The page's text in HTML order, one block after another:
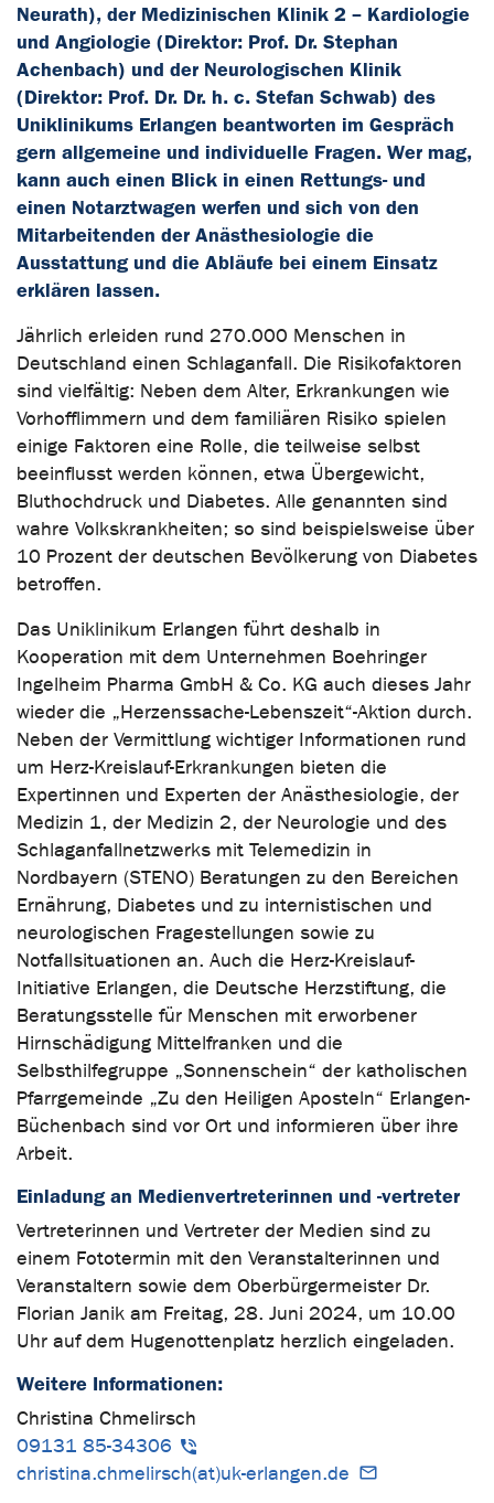
Neurath), der Medizinischen Klinik 2 – Kardiologie
und Angiologie (Direktor: Prof. Dr. Stephan
Achenbach) und der Neurologischen Klinik
(Direktor: Prof. Dr. Dr. h. c. Stefan Schwab) des
Uniklinikums Erlangen beantworten im Gespräch
gern allgemeine und individuelle Fragen. Wer mag,
kann auch einen Blick in einen Rettungs- und
einen Notarztwagen werfen und sich von den
Mitarbeitenden der Anästhesiologie die
Ausstattung und die Abläufe bei einem Einsatz
erklären lassen.
Jährlich erleiden rund 270.000 Menschen in
Deutschland einen Schlaganfall. Die Risikofaktoren
sind vielfältig: Neben dem Alter, Erkrankungen wie
Vorhofflimmern und dem familiären Risiko spielen
einige Faktoren eine Rolle, die teilweise selbst
beeinflusst werden können, etwa Übergewicht,
Bluthochdruck und Diabetes. Alle genannten sind
wahre Volkskrankheiten; so sind beispielsweise über
10 Prozent der deutschen Bevölkerung von Diabetes
betroffen.
Das Uniklinikum Erlangen führt deshalb in
Kooperation mit dem Unternehmen Boehringer
Ingelheim Pharma GmbH & Co. KG auch dieses Jahr
wieder die „Herzenssache-Lebenszeit“-Aktion durch.
Neben der Vermittlung wichtiger Informationen rund
um Herz-Kreislauf-Erkrankungen bieten die
Expertinnen und Experten der Anästhesiologie, der
Medizin 1, der Medizin 2, der Neurologie und des
Schlaganfallnetzwerks mit Telemedizin in
Nordbayern (STENO) Beratungen zu den Bereichen
Ernährung, Diabetes und zu internistischen und
neurologischen Fragestellungen sowie zu
Notfallsituationen an. Auch die Herz-Kreislauf-
Initiative Erlangen, die Deutsche Herzstiftung, die
Beratungsstelle für Menschen mit erworbener
Hirnschädigung Mittelfranken und die
Selbsthilfegruppe „Sonnenschein“ der katholischen
Pfarrgemeinde „Zu den Heiligen Aposteln“ Erlangen-
Büchenbach sind vor Ort und informieren über ihre
Arbeit.
Einladung an Medienvertreterinnen und -vertreter
Vertreterinnen und Vertreter der Medien sind zu
einem Fototermin mit den Veranstalterinnen und
Veranstaltern sowie dem Oberbürgermeister Dr.
Florian Janik am Freitag, 28. Juni 2024, um 10.00
Uhr auf dem Hugenottenplatz herzlich eingeladen.
Weitere Informationen:
Christina Chmelirsch
09131 85-34306
christina.chmelirsch(at)uk-erlangen.de